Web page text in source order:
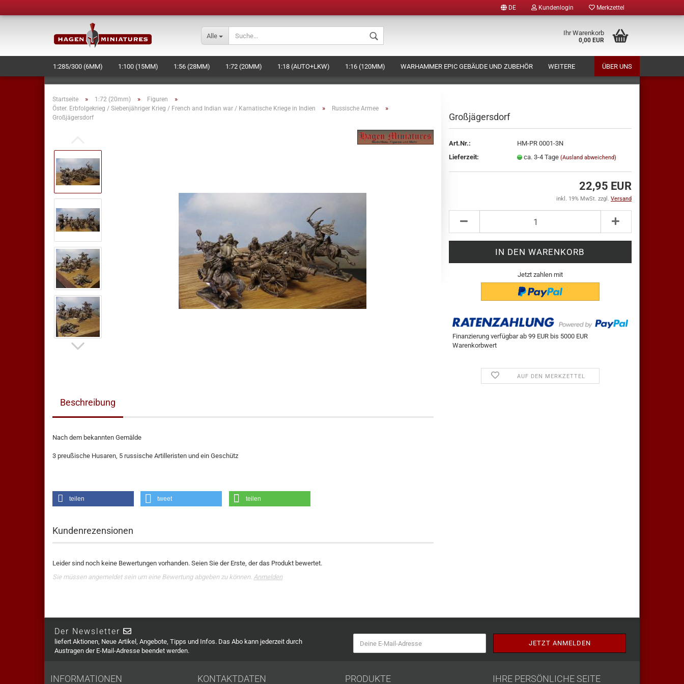
DE
Währung auswählen
Lieferland
Kundenlogin
Konto erstellen
Merkzettel
Alle Ihr Warenkorb
0,00 EUR
1:285/300 (6MM) 1:100 (15MM) 1:56 (28MM) 1:72 (20MM) 1:18 (AUTO+LKW) 1:16 (120MM) WARHAMMER EPIC GEBÄUDE UND ZUBEHÖR ÜBER UNS
WEITERE
Startseite » 1:72 (20mm) » Figuren »
Öster. Erbfolgekrieg / Siebenjähriger Krieg / French and Indian war / Karnatische Kriege in Indien » Russische Armee »
Großjägersdorf Großjägersdorf
Art.Nr.:
HM-PR 0001-3N
Lieferzeit:
ca. 3-4 Tage(Ausland abweichend)
22,95 EUR
inkl. 19% MwSt. zzgl. Versand
Jetzt zahlen mit
Finanzierung verfügbar ab 99 EUR bis 5000 EUR
Warenkorbwert
AUF DEN MERKZETTEL
Beschreibung
Nach dem bekannten Gemälde
3 preußische Husaren, 5 russische Artilleristen und ein Geschütz
teilen tweet teilen
Kundenrezensionen
Leider sind noch keine Bewertungen vorhanden. Seien Sie der Erste, der das Produkt bewertet.
Sie müssen angemeldet sein um eine Bewertung abgeben zu können. Anmelden
Der Newsletter
liefert Aktionen, Neue Artikel, Angebote, Tipps und Infos. Das Abo kann jederzeit durch
Austragen der E-Mail-Adresse beendet werden.
INFORMATIONEN KONTAKTDATEN PRODUKTE IHRE PERSÖNLICHE SEITE